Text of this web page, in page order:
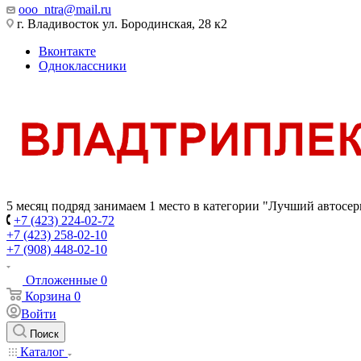
ooo_ntra@mail.ru
г. Владивосток ул. Бородинская, 28 к2
Вконтакте
Одноклассники
5 месяц подряд занимаем 1 место в категории "Лучший
+7 (423) 224-02-72
+7 (423) 258-02-10
+7 (908) 448-02-10
Отложенные 0
Корзина 0
Войти
Поиск
Каталог